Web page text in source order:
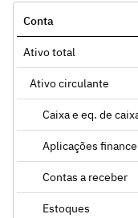
Conta
Ativo total
Ativo circulante
Caixa e eq. de
Aplicações
Contas a receber
Estoques